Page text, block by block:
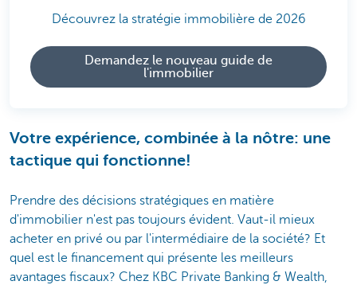
Découvrez la stratégie immobilière de 2026
Demandez le nouveau guide de
l'immobilier
Votre expérience, combinée à la nôtre: une
tactique qui fonctionne!
Prendre des décisions stratégiques en matière
d'immobilier n'est pas toujours évident. Vaut-il mieux
acheter en privé ou par l'intermédiaire de la société? Et
quel est le financement qui présente les meilleurs
avantages fiscaux? Chez KBC Private Banking & Wealth,